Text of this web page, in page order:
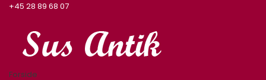
+45 28 89 68 07
Forside